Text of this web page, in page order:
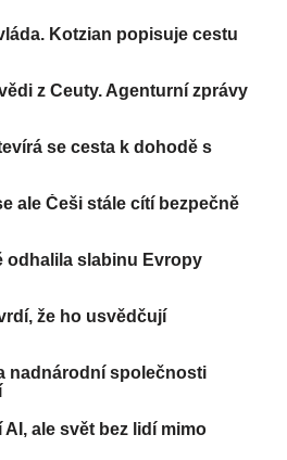
Kotzian popisuje cestu
z Ceuty. Agenturní zprávy
se cesta k dohodě s
ale Češi stále cítí bezpečně
odhalila slabinu Evropy
že ho usvědčují
nadnárodní společnosti
ale svět bez lidí mimo